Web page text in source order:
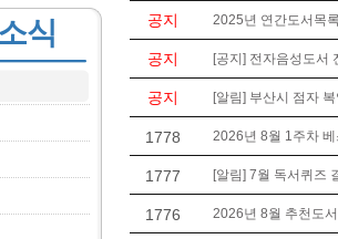
식 공지 2025년 연간도서목
공지 [공지] 전자음성도서
공지 [알림] 부산시 점자
1778 2026년 8월 1주차
1777 [알림] 7월 독서퀴즈
1776 2026년 8월 추천도서